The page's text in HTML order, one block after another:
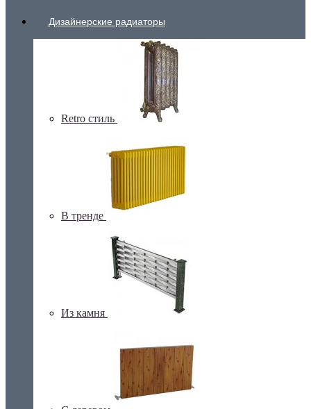
Дизайнерские радиаторы
Retro стиль
В тренде
Из камня